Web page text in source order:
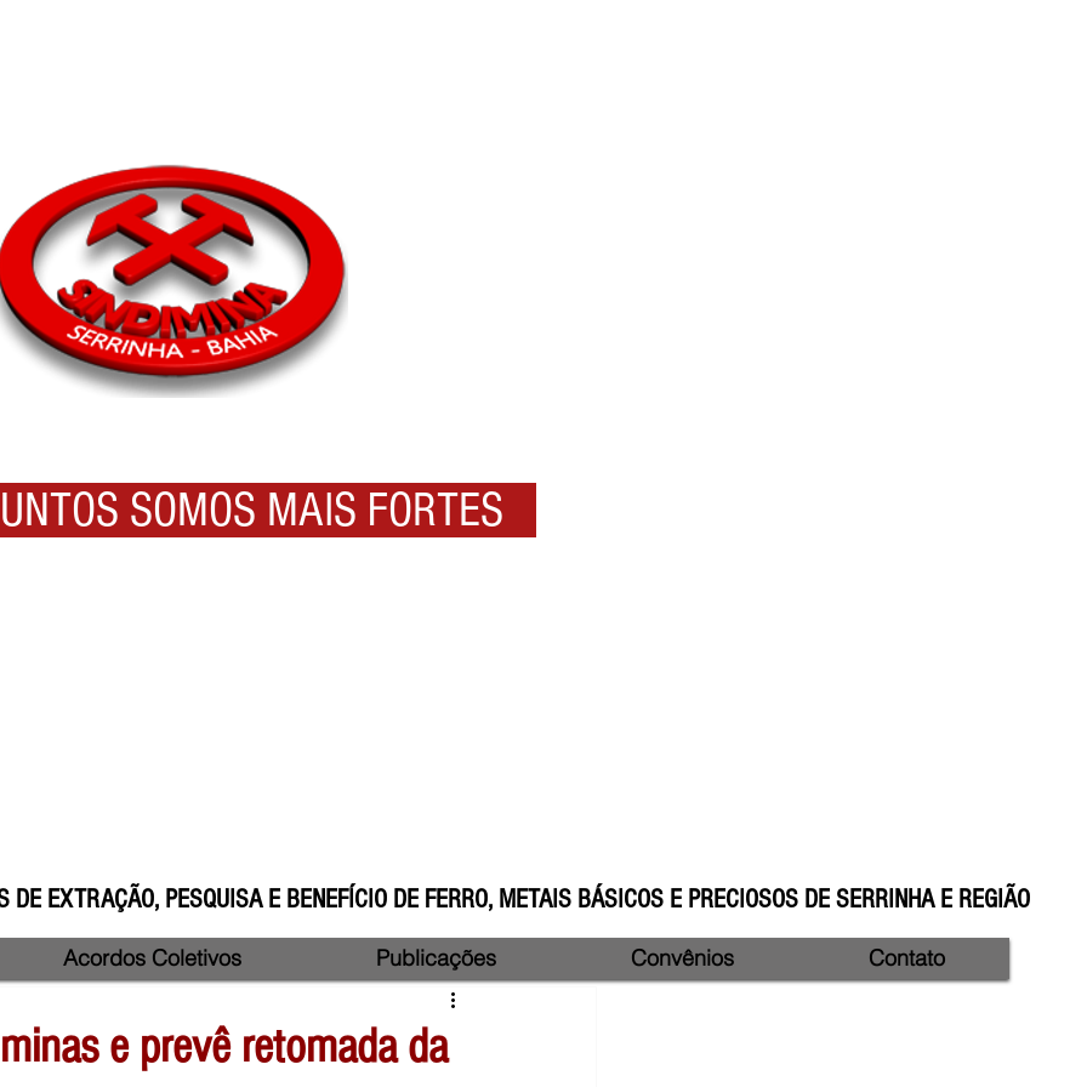
SOMOS MAIS FORTES
EXTRAÇÃO, PESQUISA E BENEFÍCIO DE FERRO, METAIS BÁSICOS E PRECIOSOS DE SERRINHA E REGIÃO
e prevê retomada da
Acordos Coletivos Publicações Convênios Contato